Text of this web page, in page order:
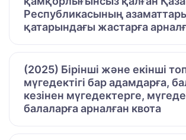
Республикасының
қатарындағы жастарға
(2025) Бірінші және екінші
мүгедектігі бар адамдарға,
кезінен мүгедектерге,
балаларға арналған квота